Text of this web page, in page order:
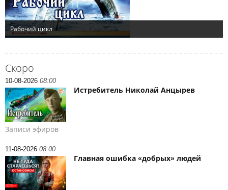
Скоро
10-08-2026 08:00
Истребитель Николай Анцырев
Записи эфиров
11-08-2026 08:00
Главная ошибка «добрых» людей